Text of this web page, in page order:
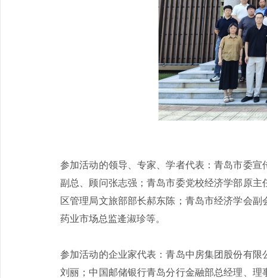
参加活动的领导、专家、学者代表：青岛市委
副总、顾问张志强；青岛市委党校经济学部原
区管理局文旅部部长郝东陈；青岛市经济学会
药业市场总监逄淑珍等。
参加活动的企业家代表：青岛中房集团股份有
刘丽；中国邮储银行青岛分行金融部总经理、